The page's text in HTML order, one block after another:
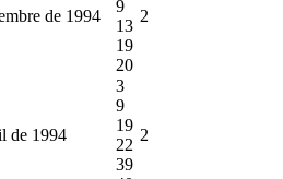
de 1994
9
13
19
20
2
de 1994
3
9
19
22
39
2